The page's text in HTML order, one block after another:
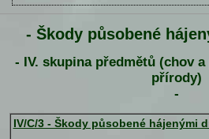
- Škody působené
- IV. skupina předmětů (chov
přírody)
-
IV/C/3 - Škody působené hájenými